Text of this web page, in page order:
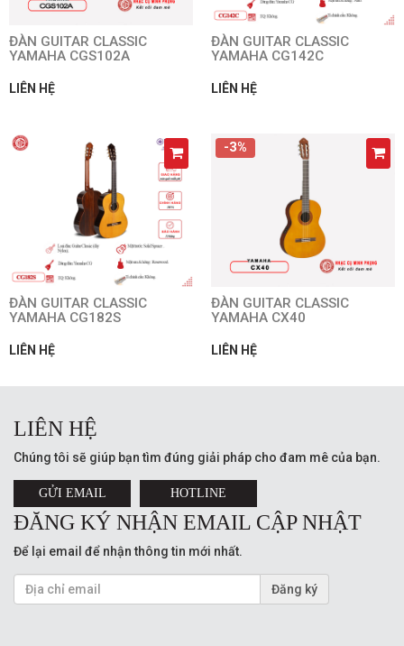
ĐÀN GUITAR CLASSIC
YAMAHA CGS102A
LIÊN HỆ
ĐÀN GUITAR CLASSIC
YAMAHA CG142C
LIÊN HỆ
ĐÀN GUITAR CLASSIC
YAMAHA CG182S
LIÊN HỆ
-3%
ĐÀN GUITAR CLASSIC
YAMAHA CX40
LIÊN HỆ
LIÊN HỆ
Chúng tôi sẽ giúp bạn tìm đúng giải pháp cho đam mê của bạn.
GỬI EMAIL HOTLINE
ĐĂNG KÝ NHẬN EMAIL CẬP NHẬT
Để lại email để nhận thông tin mới nhất.
Đăng ký